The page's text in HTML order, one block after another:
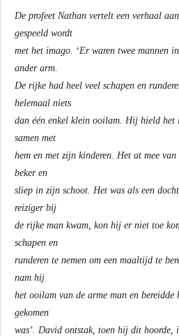
De profeet Nathan vertelt een verhaal
gespeeld wordt
met het imago. ‘Er waren twee mannen
ander arm.
De rijke had heel veel schapen en
helemaal niets
dan één enkel klein ooilam. Hij hield het
samen met
hem en met zijn kinderen. Het at mee
beker en
sliep in zijn schoot. Het was als een
reiziger bij
de rijke man kwam, kon hij er niet toe
schapen en
runderen te nemen om een maaltijd te
nam hij
het ooilam van de arme man en
gekomen
was’. David ontstak, toen hij dit hoorde,